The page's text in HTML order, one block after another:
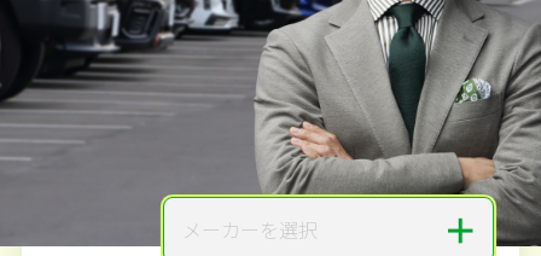
電話か出張か、高い方の査定を提案。
だから高価買取!
20秒で入力完了！
無料で カンタンWeb査定
ご依頼いただいたお車を丁寧に査定いたします
メーカーを選択 ＋